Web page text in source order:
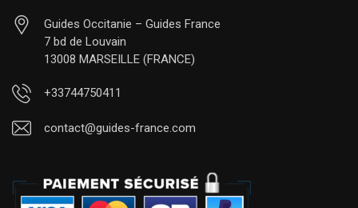
Guides Occitanie – Guides France
7 bd de Louvain
13008 MARSEILLE (FRANCE)
+33744750411
contact@guides-france.com